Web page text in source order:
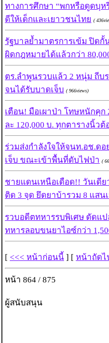
ทางการศึกษา “พกหรือดูดบุห
ดีให้เด็กและเยาวชนไทย (
รัฐบาลย้ำมาตรการเข้ม ปิดกั้
ผิดกฎหมายได้แล้วกว่า
ตร.ลำพูนรวบแล้ว 2 หนุ่ม ถีบ
จนได้รับบาดเจ็บ ( 966views)
เตือน! มือเผาป่า โทษหนักคุ
ละ 120,000 บ. ทุกตารางนิ้วต้
ร่วมส่งกำลังใจให้จนท.อช.ด
เจ็บ ขณะเข้าพื้นที่ดับไฟป่า (
ชายแดนเหนือเดือด!! วันเดีย
ติด 3 จุด ยึดยาบ้ารวม 8 แสน
รวบอดีตทหารรบพิเศษ ดัดแป
ทหารลอบขนยาไอซ์กว่า
[ <<< หน้าก่อนนี้ ] [ หน้าถัดไ
หน้า 864 / 875
ผู้สนับสนุน